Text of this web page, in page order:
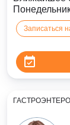
Записаться